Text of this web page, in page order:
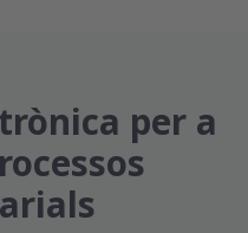
per a